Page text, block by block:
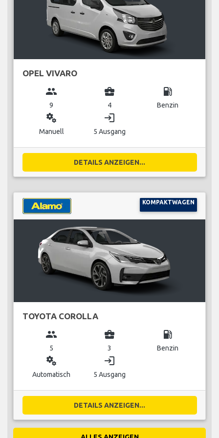
OPEL VIVARO
group
9
business_center
4
local_gas_station
Benzin
miscellaneous_services
Manuell
login
5 Ausgang
DETAILS ANZEIGEN...
KOMPAKTWAGEN
TOYOTA COROLLA
group
5
business_center
3
local_gas_station
Benzin
miscellaneous_services
Automatisch
login
5 Ausgang
DETAILS ANZEIGEN...